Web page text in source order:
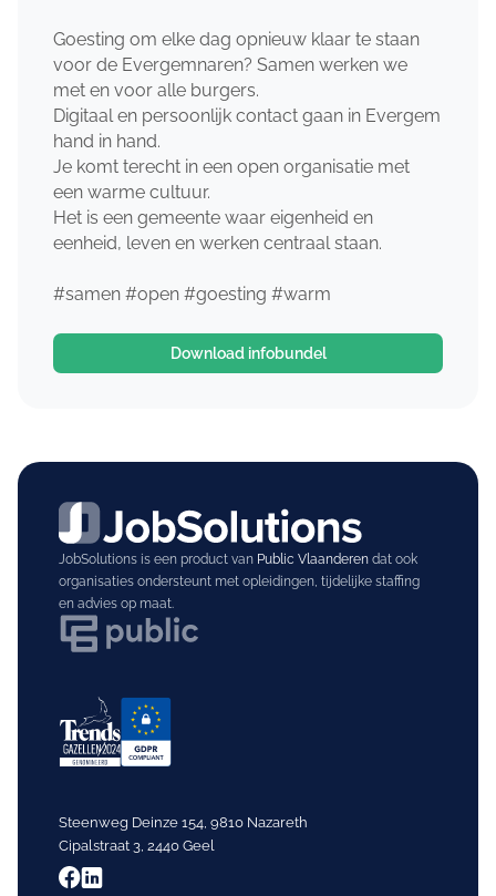
Goesting om elke dag opnieuw klaar te staan
voor de Evergemnaren? Samen werken we
met en voor alle burgers.
Digitaal en persoonlijk contact gaan in Evergem
hand in hand.
Je komt terecht in een open organisatie met
een warme cultuur.
Het is een gemeente waar eigenheid en
eenheid, leven en werken centraal staan.
#samen #open #goesting #warm
Download infobundel
JobSolutions is een product van Public Vlaanderendat ook
organisaties ondersteunt met opleidingen, tijdelijke staffing
en advies op maat.
Steenweg Deinze 154, 9810 Nazareth
Cipalstraat 3, 2440 Geel